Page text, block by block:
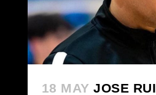
18 MAY JOSE